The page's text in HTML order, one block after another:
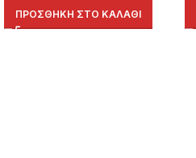
ΠΡΟΣΘΉΚΗ ΣΤΟ ΚΑΛΆΘΙ